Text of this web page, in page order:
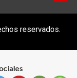
reservados.